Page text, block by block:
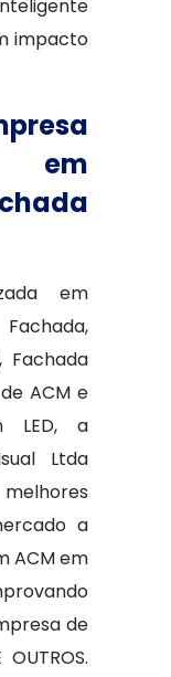
impacto
em
em
Fachada
ACM e
LED, a
Ltda
a
ACM em
de